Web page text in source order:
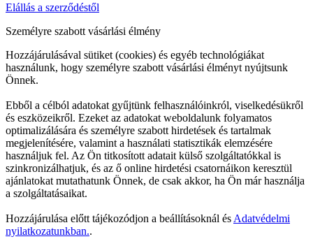
Elállás a szerződéstől
Személyre szabott vásárlási élmény
Hozzájárulásával sütiket (cookies) és egyéb technológiákat
használunk, hogy személyre szabott vásárlási élményt nyújtsunk
Önnek.
Ebből a célból adatokat gyűjtünk felhasználóinkról, viselkedésükről
és eszközeikről. Ezeket az adatokat weboldalunk folyamatos
optimalizálására és személyre szabott hirdetések és tartalmak
megjelenítésére, valamint a használati statisztikák elemzésére
használjuk fel. Az Ön titkosított adatait külső szolgáltatókkal is
szinkronizálhatjuk, és az ő online hirdetési csatornáikon keresztül
ajánlatokat mutathatunk Önnek, de csak akkor, ha Ön már használja
a szolgáltatásaikat.
Hozzájárulása előtt tájékozódjon a beállításoknál és Adatvédelmi
nyilatkozatunkban..